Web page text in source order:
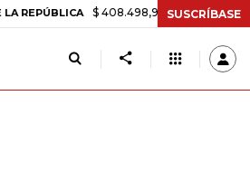
$ 408.498,97 +$ 8.753,81 +2,19%
SUSCRÍBASE